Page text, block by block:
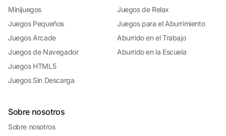
Minijuegos
Juegos Pequeños
Juegos Arcade
Juegos de Navegador
Juegos HTML5
Juegos Sin Descarga
Juegos de Relax
Juegos para el Aburrimiento
Aburrido en el Trabajo
Aburrido en la Escuela
Sobre nosotros
Sobre nosotros